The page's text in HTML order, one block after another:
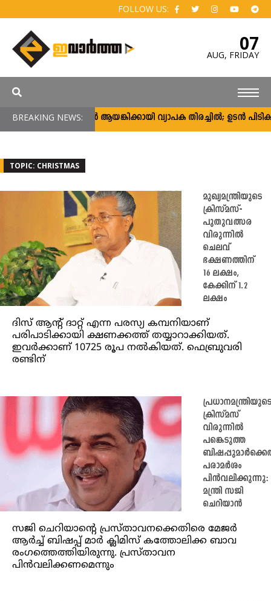
FOLLOW US:
07
AUG, FRIDAY
BREAKING NEWS:
അർജുൻ ആയങ്കിക്കായി വ്യാപക തിരച്ചിൽ; ഉടൻ പിടികൂടാൻ
TOPIC: CHRISTMAS
മുഖ്യമന്ത്രിയുടെ
ക്രിസ്‌മസ്-
പുതുവത്സര
വിരുന്നിൽ
ചെലവ്
ഭക്ഷണത്തിന്
16 ലക്ഷം,
കേക്കിന് 1.2
ലക്ഷം
ദിസ് ആന്റ് ദാറ്റ് എന്ന പരസ്യ കമ്പനിയാണ്
പരിപാടിക്കായി ക്ഷണക്കത്ത് തയ്യാറാക്കിയത്.
ഇവര്‍ക്കാണ് 10725 രൂപ നൽകിയത്. ഫെബ്രുവരി
രണ്ടിന്
പ്രധാനമന്ത്രിയുടെ
ക്രിസ്മസ്
വിരുന്നില്‍
പങ്കെടുത്ത
പരാമര്‍ശം
പിന്‍വലിക്കുന്നു:
മന്ത്രി സജി
ചെറിയാന്‍
സജി ചെറിയാന്റെ പ്രസ്താവനക്കെതിരെ മേജര്‍
ആര്‍ച്ച് ബിഷപ്പ് മാര്‍ ക്ലിമിസ് കത്തോലിക്ക ബാവ
രംഗത്തെത്തിയിരുന്നു. പ്രസ്താവന
പിന്‍വലിക്കണമെന്നും